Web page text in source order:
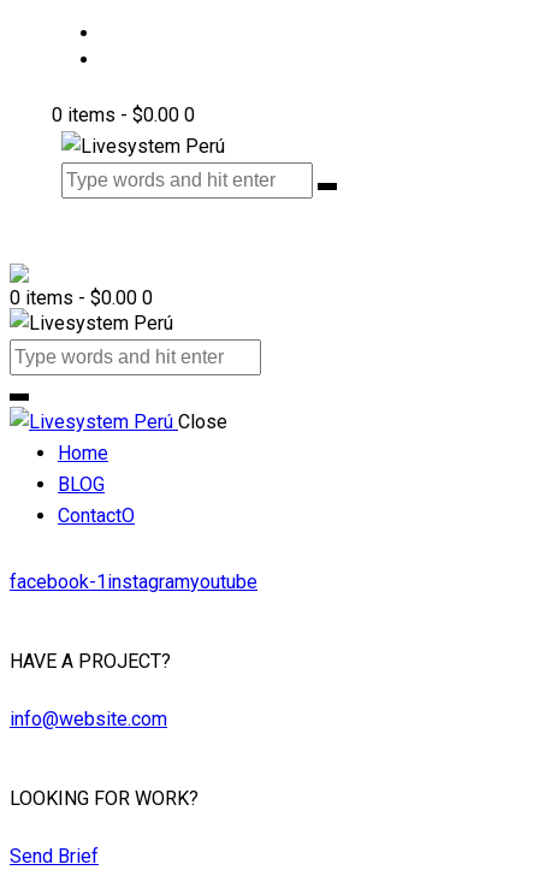
0 items - $0.00 0
0 items - $0.00 0
Close
Home
BLOG
ContactO
facebook-1instagramyoutube
HAVE A PROJECT?
info@website.com
LOOKING FOR WORK?
Send Brief